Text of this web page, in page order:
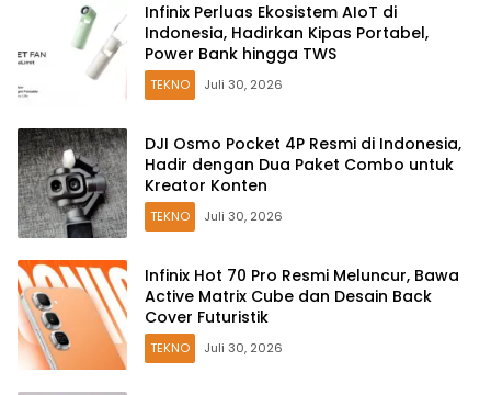
Infinix Perluas Ekosistem AIoT di
Indonesia, Hadirkan Kipas Portabel,
Power Bank hingga TWS
TEKNO Juli 30, 2026
DJI Osmo Pocket 4P Resmi di Indonesia,
Hadir dengan Dua Paket Combo untuk
Kreator Konten
TEKNO Juli 30, 2026
Infinix Hot 70 Pro Resmi Meluncur, Bawa
Active Matrix Cube dan Desain Back
Cover Futuristik
TEKNO Juli 30, 2026